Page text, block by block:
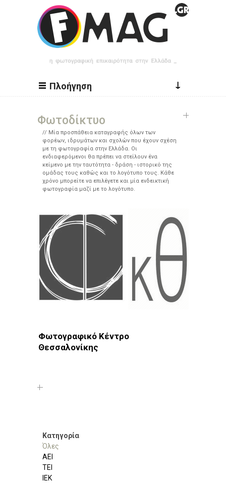
Παράκαμψη προς το κυρίως περιεχόμενο
Πλοήγηση ↓
Φωτοδίκτυο
Μία προσπάθεια καταγραφής όλων των
φορέων, ιδρυμάτων και σχολών που έχουν σχέση
με τη φωτογραφία στην Ελλάδα. Οι
ενδιαφερόμενοι θα πρέπει να στείλουν ένα
κείμενο με την ταυτότητα - δράση - ιστορικό της
ομάδας τους καθώς και το λογότυπο τους. Κάθε
χρόνο μπορείτε να επιλέγετε και μία ενδεικτική
φωτογραφία μαζί με το λογότυπο.
Φωτογραφικό Κέντρο
Θεσσαλονίκης
Κατηγορία
Όλες
ΑΕΙ
ΤΕΙ
ΙΕΚ